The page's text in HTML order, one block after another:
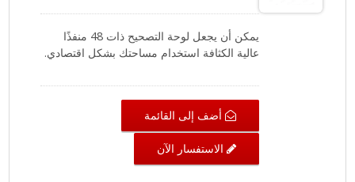
يمكن أن يجعل لوحة التصحيح ذات 48 منفذًا
عالية الكثافة استخدام مساحتك بشكل اقتصادي.
أن تستوعب 48 فتحة فارغة معظم الواجهات
أن تجعل لوحة التصحيح الشبكي توصيلات المباني
التجارية أكثر شمولاً. من خلال تركيز الكابلات
أضف إلى القائمة
الاستفسار الآن